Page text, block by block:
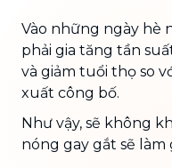
Vào những ngày hè
phải gia tăng tần
và giảm tuổi thọ so
xuất công bố.
Như vậy, sẽ không
nóng gay gắt sẽ làm